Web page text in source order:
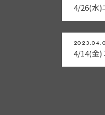
4/26(水)
4/14(金)